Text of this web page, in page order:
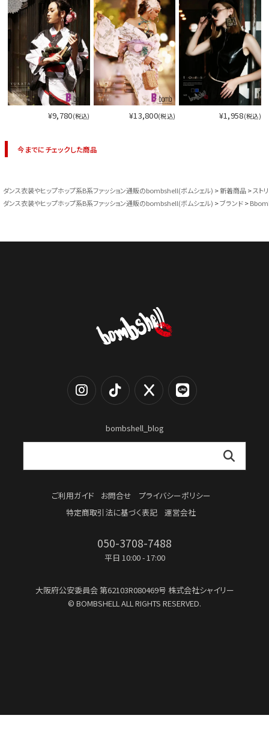
¥9,780(税込) ¥13,800(税込) ¥1,958(税込)
今までにチェックした商品
ダンス衣装やヒップホップ系B系ファッション通販のbombshell(ボムシェル) 新着商品
スト
ダンス衣装やヒップホップ系B系ファッション通販のbombshell(ボムシェル)
ブランド
bombshell_blog
ご利用ガイド お問合せ
プライバシーポリシー
特定商取引法に基づく表記
運営会社
050-3708-7488
平日 10:00 - 17:00
大阪府公安委員会第62103R080469号 株式会社シャイリー
© BOMBSHELL ALL RIGHTS RESERVED.